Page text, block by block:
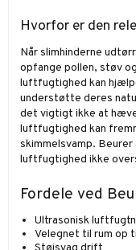
Hvorfor er den
Når slimhinderne
opfange pollen, støv
luftfugtighed kan
understøtte deres
det vigtigt ikke at
luftfugtighed kan
skimmelsvamp.
luftfugtighed ikke
Fordele ved
Ultrasonisk
Velegnet til rum op